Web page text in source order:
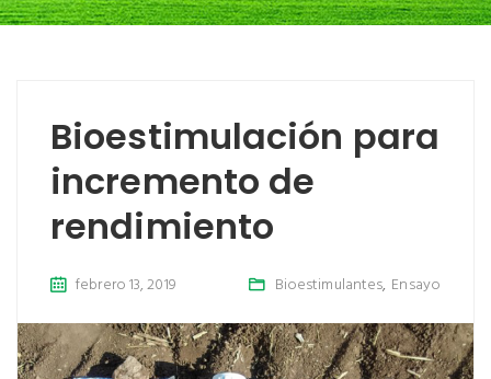
Bioestimulación para
incremento de
rendimiento
febrero 13, 2019 Bioestimulantes, Ensayo